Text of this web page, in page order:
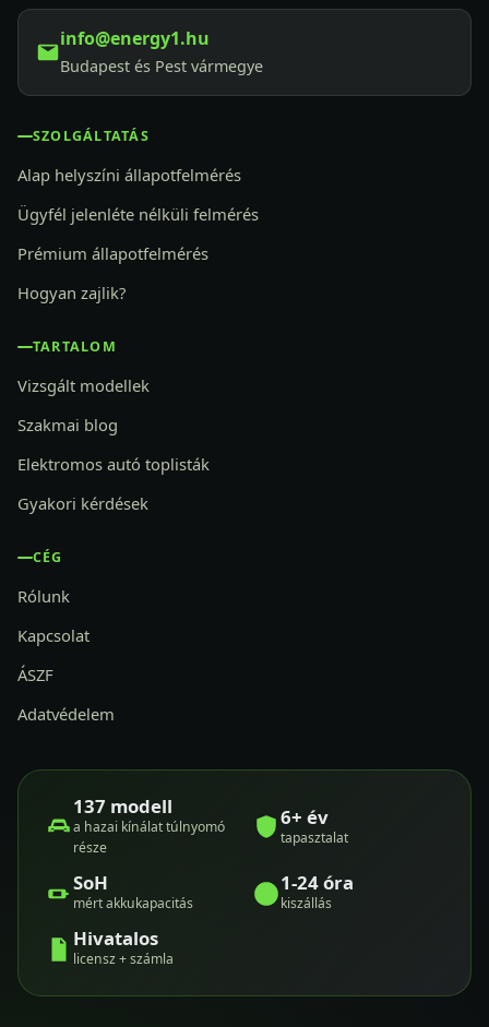
info@energy1.hu
Budapest és Pest vármegye
SZOLGÁLTATÁS
Alap helyszíni állapotfelmérés
Ügyfél jelenléte nélküli felmérés
Prémium állapotfelmérés
Hogyan zajlik?
TARTALOM
Vizsgált modellek
Szakmai blog
Elektromos autó toplisták
Gyakori kérdések
CÉG
Rólunk
Kapcsolat
ÁSZF
Adatvédelem
137 modell
a hazai kínálat túlnyomó
része
6+ év
tapasztalat
SoH
mért akkukapacitás
1-24 óra
kiszállás
Hivatalos
licensz + számla